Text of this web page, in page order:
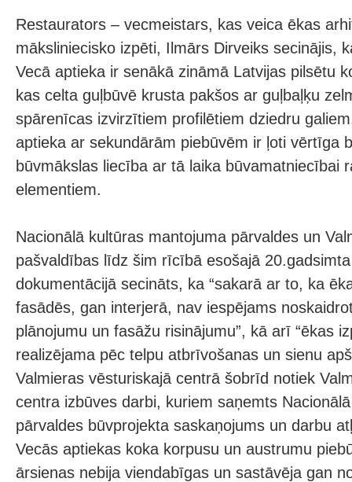
Restaurators – vecmeistars, kas veica ēkas
māksliniecisko izpēti, Ilmārs Dirveiks secinājis,
Vecā aptieka ir senākā zināmā Latvijas pilsētu
kas celta guļbūvē krusta pakšos ar guļbaļķu
spārenīcas izvirzītiem profilētiem dziedru
aptieka ar sekundārām piebūvēm ir ļoti vērtīga
būvmākslas liecība ar tā laika būvamatniecībai
elementiem.
Nacionālā kultūras mantojuma pārvaldes un
pašvaldības līdz šim rīcībā esošajā
dokumentācijā secināts, ka “sakarā ar to, ka
fasādēs, gan interjerā, nav iespējams
plānojumu un fasāžu risinājumu”, kā arī “ēkas
realizējama pēc telpu atbrīvošanas un sienu
Valmieras vēsturiskajā centrā šobrīd notiek
centra izbūves darbi, kuriem saņemts
pārvaldes būvprojekta saskaņojums un darbu
Vecās aptiekas koka korpusu un austrumu
ārsienas nebija viendabīgas un sastāvēja gan